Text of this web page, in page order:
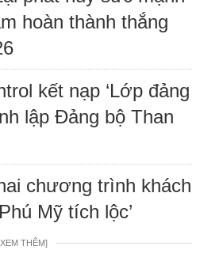
hoàn thành thắng
kết nạp ‘Lớp đảng
lập Đảng bộ Than
chương trình khách
Mỹ tích lộc’
THÊM]